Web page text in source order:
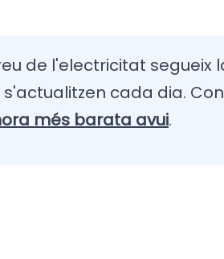
de l'electricitat segueix
cada dia.
més barata avui.